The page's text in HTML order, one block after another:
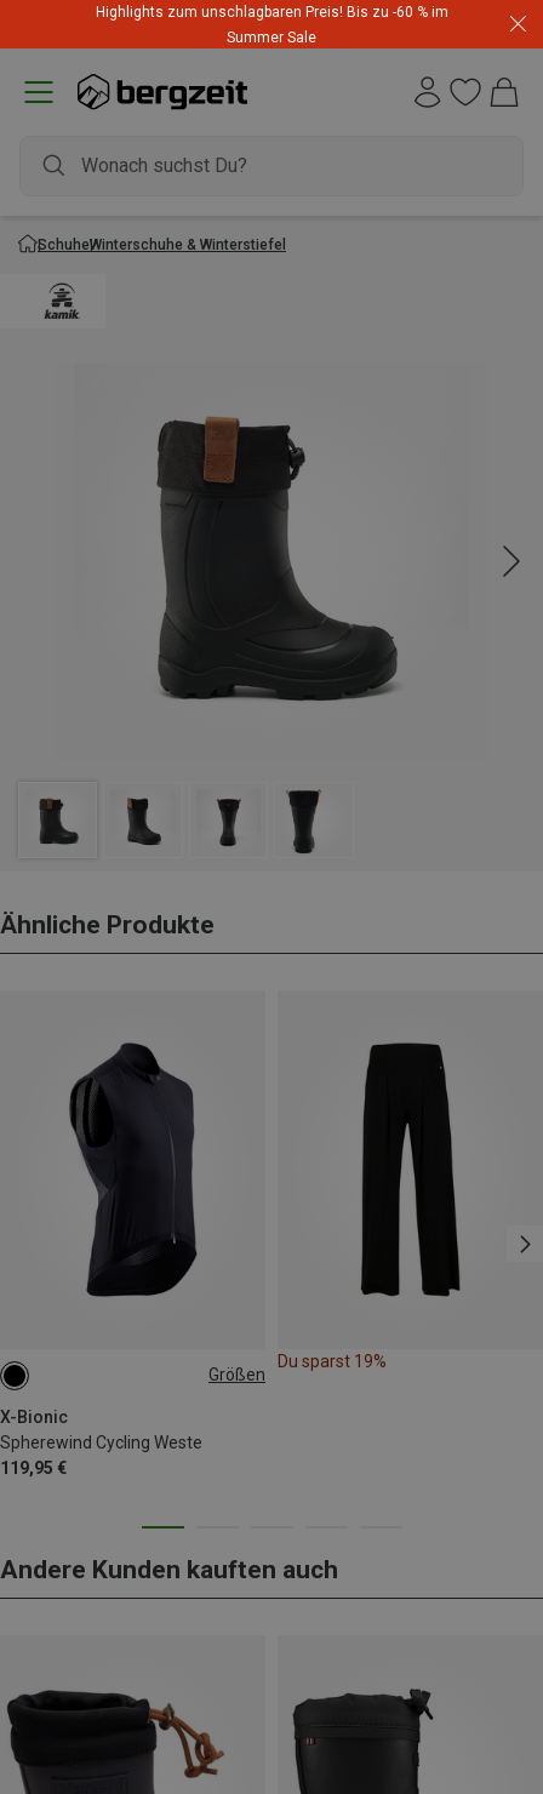
Highlights zum unschlagbaren Preis! Bis zu -60 % im
Summer Sale
SchuheWinterschuhe & Winterstiefel
Ähnliche Produkte
Größen
X-Bionic
Spherewind Cycling Weste
119,95 €
S
Du sparst 19%
Andere Kunden kauften auch